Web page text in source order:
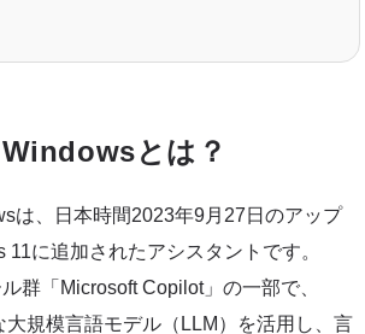
とは？
は、日本時間2023年9月27日のアップ
11に追加されたアシスタントです。
群「Microsoft Copilot」の一部で、
大規模言語モデル（LLM）を活用し、言